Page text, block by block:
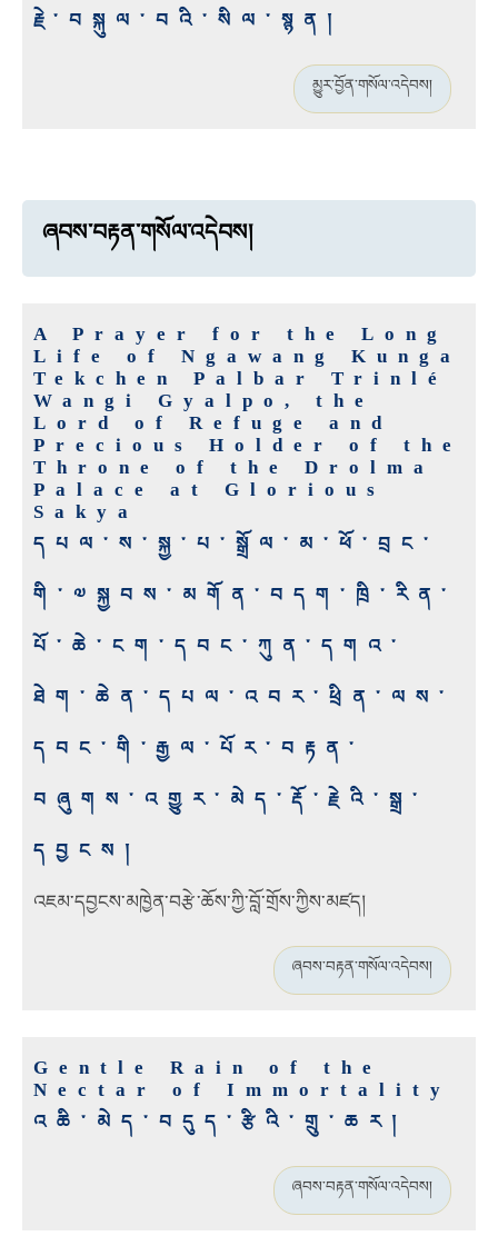
རྗེ་བསྐུལ་བའི་སིལ་སྙན།
མྱུར་བྱོན་གསོལ་འདེབས།
ཞབས་བརྟན་གསོལ་འདེབས།
A Prayer for the Long
Life of Ngawang Kunga
Tekchen Palbar Trinlé
Wangi Gyalpo, the
Lord of Refuge and
Precious Holder of the
Throne of the Drolma
Palace at Glorious
Sakya
དཔལ་ས་སྐྱ་པ་སྒྲོལ་མ་ཕོ་བྲང་
གི་༧སྐྱབས་མགོན་བདག་ཁྲི་རིན་
པོ་ཆེ་ངག་དབང་ཀུན་དགའ་
ཐེག་ཆེན་དཔལ་འབར་ཕྲིན་ལས་
དབང་གི་རྒྱལ་པོར་བརྟན་
བཞུགས་འགྱུར་མེད་རྡོ་རྗེའི་སྒྲ་
དབྱངས།
འཇམ་དབྱངས་མཁྱེན་བརྩེ་ཆོས་ཀྱི་བློ་གྲོས་ཀྱིས་མཛད།
ཞབས་བརྟན་གསོལ་འདེབས།
Gentle Rain of the
Nectar of Immortality
འཆི་མེད་བདུད་རྩིའི་གྲུ་ཆར།
ཞབས་བརྟན་གསོལ་འདེབས།